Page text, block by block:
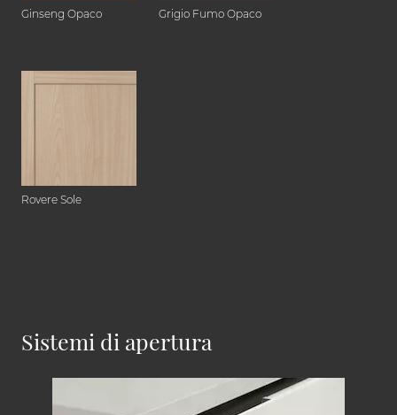
Ginseng Opaco Grigio Fumo Opaco
Rovere Sole
Sistemi di apertura